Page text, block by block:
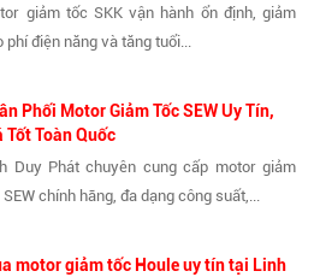
giảm tốc SKK vận hành ổn định, giảm
phí điện năng và tăng tuổi...
Phối Motor Giảm Tốc SEW Uy Tín,
Tốt Toàn Quốc
Duy Phát chuyên cung cấp motor giảm
chính hãng, đa dạng công suất,...
motor giảm tốc Houle uy tín tại Linh